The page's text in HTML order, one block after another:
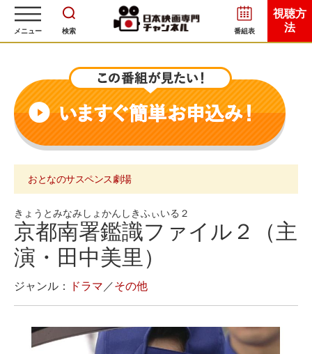
メニュー 検索 番組表
視聴方
法
おとなのサスペンス劇場
きょうとみなみしょかんしきふぃいる２
京都南署鑑識ファイル２（主
演・田中美里）
ジャンル： ドラマ ／その他